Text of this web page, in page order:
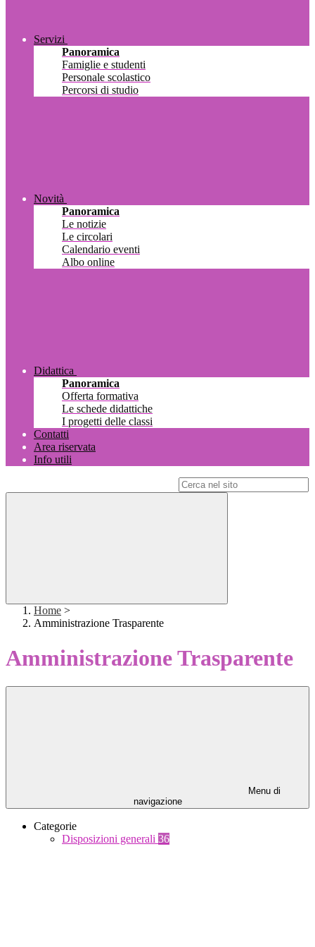
Servizi
Panoramica
Famiglie e studenti
Personale scolastico
Percorsi di studio
Novità
Panoramica
Le notizie
Le circolari
Calendario eventi
Albo online
Didattica
Panoramica
Offerta formativa
Le schede didattiche
I progetti delle classi
Contatti
Area riservata
Info utili
Home >
Amministrazione Trasparente
Amministrazione Trasparente
Menu di
navigazione
Categorie
Disposizioni generali 36